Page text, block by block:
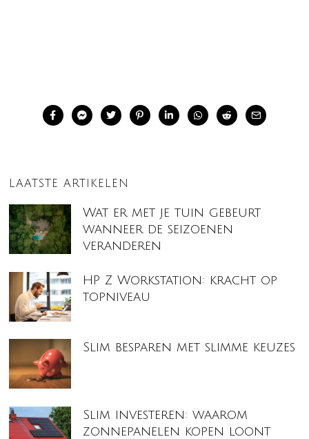
LAATSTE ARTIKELEN
Wat er met je tuin gebeurt
wanneer de seizoenen
veranderen
HP Z Workstation: kracht op
topniveau
Slim besparen met slimme keuzes
Slim investeren: waarom
zonnepanelen kopen loont